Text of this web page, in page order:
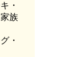
・
族
・